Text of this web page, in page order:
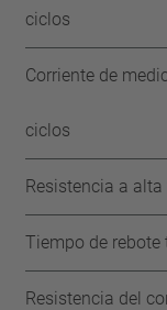
ciclos
Corriente de
ciclos
Resistencia a
Tiempo de rebote
Resistencia del